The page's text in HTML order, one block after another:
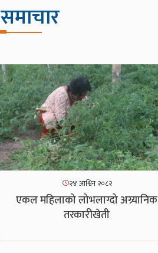
२४ आश्विन २०८२
एकल महिलाको लोभलाग्दो अग्र्यानिक
तरकारीखेती